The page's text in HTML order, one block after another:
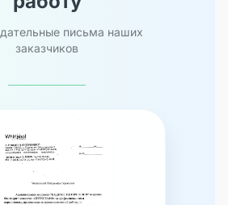
письма наших
заказчиков